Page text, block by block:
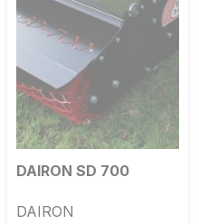
DAIRON SD 700
DAIRON